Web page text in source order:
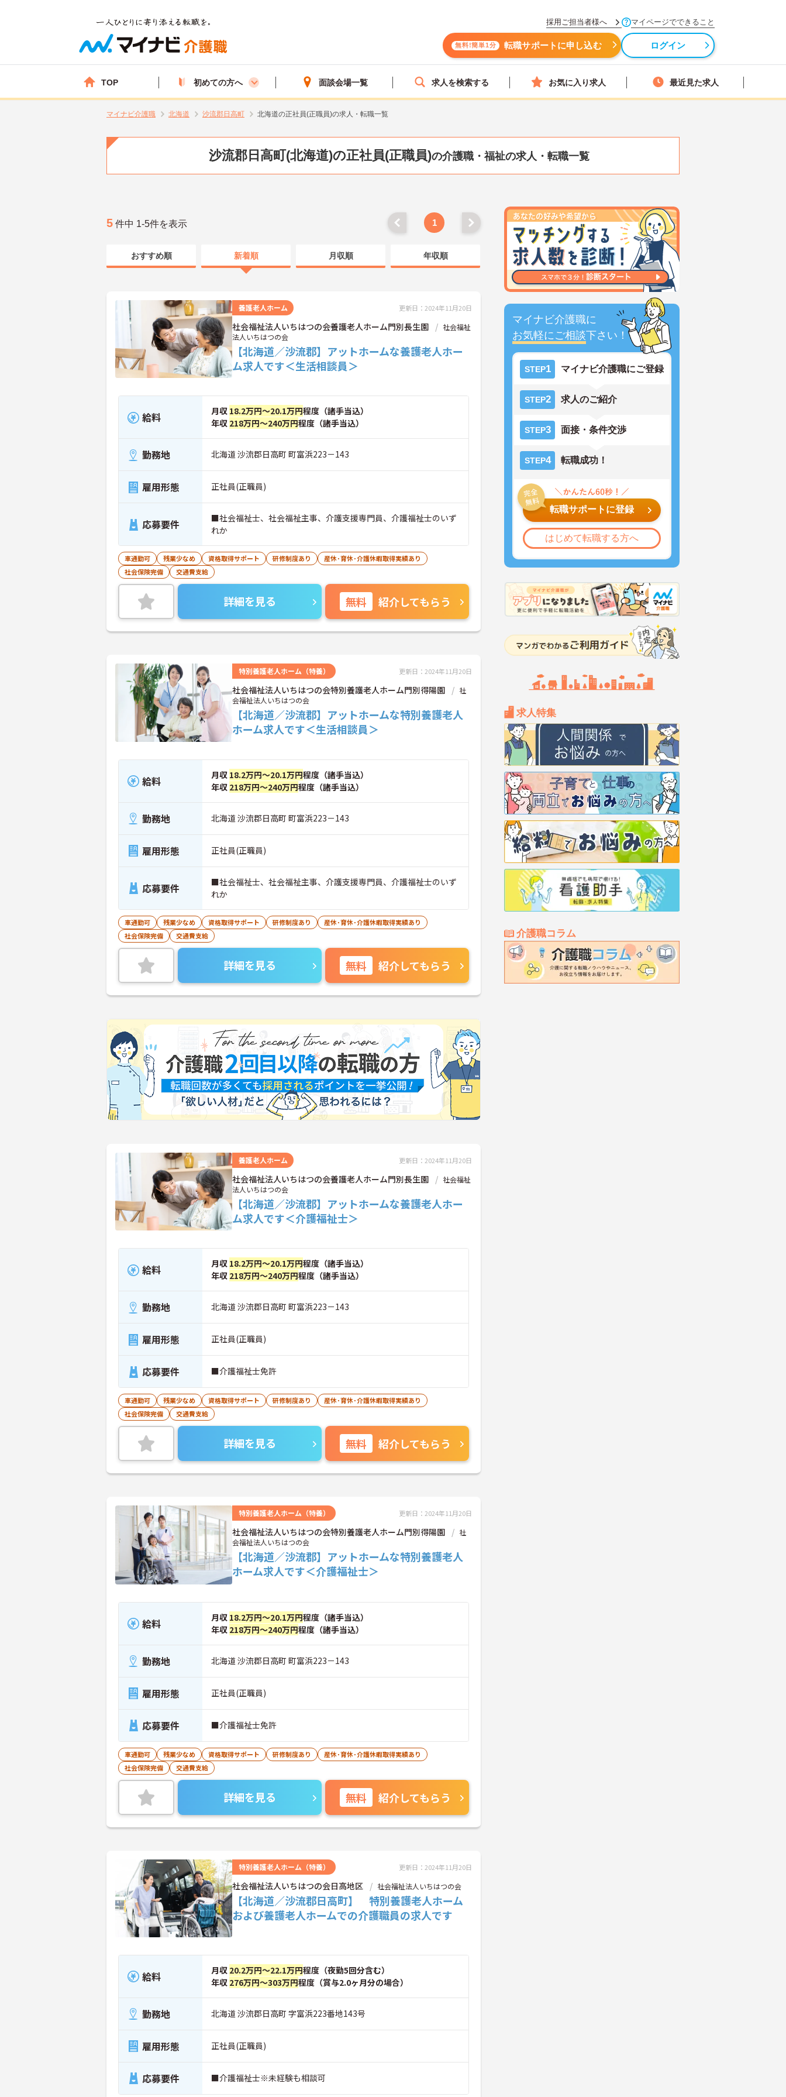
採用ご担当者様へ マイページでできること
無料!簡単1分 転職サポートに申し込む ログイン
TOP 初めての方へ 面談会場一覧 求人を検索する お気に入り求人 最近見た求人
マイナビ介護職 北海道 沙流郡日高町 北海道の正社員(正職員)の求人・転職一覧
沙流郡日高町(北海道)の正社員(正職員)の介護職・福祉の求人・転職一覧
マイナビ介護職に
お気軽にご相談下さい！
STEP1 マイナビ介護職にご登録
STEP2 求人のご紹介
STEP3 面接・条件交渉
STEP4 転職成功！
転職サポートに登録
はじめて転職する方へ
求人特集
介護職コラム
5 件中 1-5件を表示 1
おすすめ順 新着順 月収順 年収順
養護老人ホーム 更新日：2024年11月20日
社会福祉法人いちはつの会養護老人ホーム門別長生園
社会福祉
法人いちはつの会
【北海道／沙流郡】アットホームな養護老人ホー
ム求人です＜生活相談員＞
給料 月収 18.2万円～20.1万円程度（諸手当込）
年収 218万円～240万円程度（諸手当込）
勤務地 北海道 沙流郡日高町 町富浜223－143
雇用形態 正社員(正職員)
応募要件
■社会福祉士、社会福祉主事、介護支援専門員、介護福祉士のいず
れか
車通勤可 残業少なめ 資格取得サポート 研修制度あり
産休･育休･介護休暇取得実績あり
社会保険完備
交通費支給
詳細を見る 無料 紹介してもらう
特別養護老人ホーム（特養） 更新日：2024年11月20日
社会福祉法人いちはつの会特別養護老人ホーム門別得陽園
社
会福祉法人いちはつの会
【北海道／沙流郡】アットホームな特別養護老人
ホーム求人です＜生活相談員＞
給料 月収 18.2万円～20.1万円程度（諸手当込）
年収 218万円～240万円程度（諸手当込）
勤務地 北海道 沙流郡日高町 町富浜223－143
雇用形態 正社員(正職員)
応募要件
■社会福祉士、社会福祉主事、介護支援専門員、介護福祉士のいず
れか
車通勤可 残業少なめ 資格取得サポート 研修制度あり
産休･育休･介護休暇取得実績あり
社会保険完備
交通費支給
詳細を見る 無料 紹介してもらう
養護老人ホーム 更新日：2024年11月20日
社会福祉法人いちはつの会養護老人ホーム門別長生園
社会福祉
法人いちはつの会
【北海道／沙流郡】アットホームな養護老人ホー
ム求人です＜介護福祉士＞
給料 月収 18.2万円～20.1万円程度（諸手当込）
年収 218万円～240万円程度（諸手当込）
勤務地 北海道 沙流郡日高町 町富浜223－143
雇用形態 正社員(正職員)
応募要件 ■介護福祉士免許
車通勤可 残業少なめ 資格取得サポート 研修制度あり
産休･育休･介護休暇取得実績あり
社会保険完備
交通費支給
詳細を見る 無料 紹介してもらう
特別養護老人ホーム（特養） 更新日：2024年11月20日
社会福祉法人いちはつの会特別養護老人ホーム門別得陽園
社
会福祉法人いちはつの会
【北海道／沙流郡】アットホームな特別養護老人
ホーム求人です＜介護福祉士＞
給料 月収 18.2万円～20.1万円程度（諸手当込）
年収 218万円～240万円程度（諸手当込）
勤務地 北海道 沙流郡日高町 町富浜223－143
雇用形態 正社員(正職員)
応募要件 ■介護福祉士免許
車通勤可 残業少なめ 資格取得サポート 研修制度あり
産休･育休･介護休暇取得実績あり
社会保険完備
交通費支給
詳細を見る 無料 紹介してもらう
特別養護老人ホーム（特養） 更新日：2024年11月20日
社会福祉法人いちはつの会日高地区 社会福祉法人いちはつの会
【北海道／沙流郡日高町】 特別養護老人ホーム
および養護老人ホームでの介護職員の求人です
給料 月収 20.2万円～22.1万円程度（夜勤5回分含む）
年収 276万円～303万円程度（賞与2.0ヶ月分の場合）
勤務地 北海道 沙流郡日高町 字富浜223番地143号
雇用形態 正社員(正職員)
応募要件 ■介護福祉士※未経験も相談可